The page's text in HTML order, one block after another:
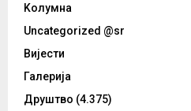
Kолумнa
Uncategorized @sr
Вијести
Галерија
Друштво (4.375)